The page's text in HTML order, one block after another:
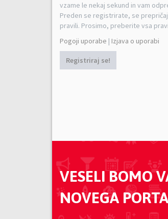
vzame le nekaj sekund in vam
Preden se registrirate, se
pravili. Prosimo, preberite vsa
Pogoji uporabe | Izjava o uporabi
Registriraj se!
VESELI BOMO
NOVEGA